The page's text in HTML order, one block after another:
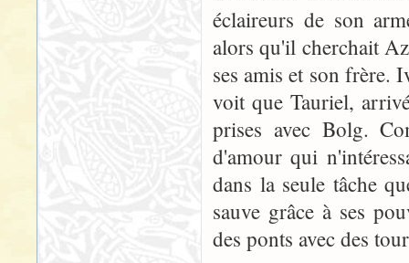
éclaireurs de son
alors qu'il cherchait
ses amis et son frère.
voit que Tauriel,
prises avec Bolg.
d'amour qui
dans la seule tâche
sauve grâce à ses
des ponts avec des